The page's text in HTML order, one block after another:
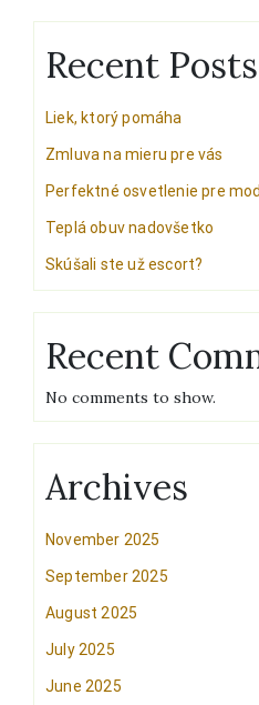
Recent Posts
Liek, ktorý pomáha
Zmluva na mieru pre vás
Perfektné osvetlenie pre
Teplá obuv nadovšetko
Skúšali ste už escort?
Recent
No comments to show.
Archives
November 2025
September 2025
August 2025
July 2025
June 2025